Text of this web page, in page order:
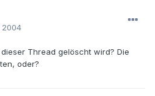
2004
Thread gelöscht wird? Die
oder?